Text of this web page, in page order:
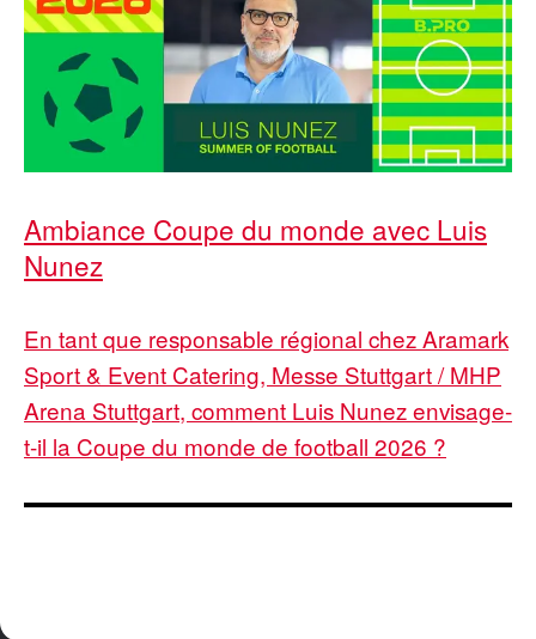
Ambiance Coupe du monde avec Luis
Nunez
En tant que responsable régional chez Aramark
Sport & Event Catering, Messe Stuttgart / MHP
Arena Stuttgart, comment Luis Nunez envisage-
t-il la Coupe du monde de football 2026 ?